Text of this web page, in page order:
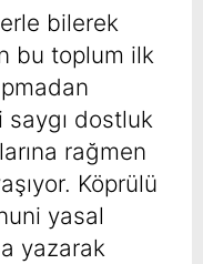
bilerek
bu toplum ilk
saygı dostluk
rağmen
Köprülü
yasal
yazarak